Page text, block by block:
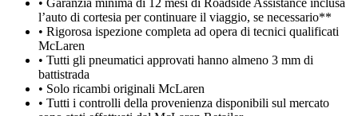
l’auto di cortesia per continuare il viaggio, se necessario**
• Rigorosa ispezione completa ad opera di tecnici qualificati
McLaren
• Tutti gli pneumatici approvati hanno almeno 3 mm di
battistrada
• Solo ricambi originali McLaren
• Tutti i controlli della provenienza disponibili sul mercato